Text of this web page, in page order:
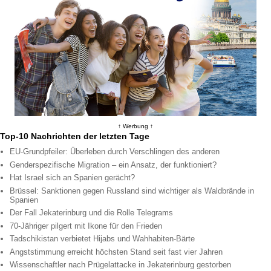
↑ Werbung ↑
Top-10 Nachrichten der letzten Tage
EU-Grundpfeiler: Überleben durch Verschlingen des anderen
Genderspezifische Migration – ein Ansatz, der funktioniert?
Hat Israel sich an Spanien gerächt?
Brüssel: Sanktionen gegen Russland sind wichtiger als Waldbrände in
Spanien
Der Fall Jekaterinburg und die Rolle Telegrams
70-Jähriger pilgert mit Ikone für den Frieden
Tadschikistan verbietet Hijabs und Wahhabiten-Bärte
Angststimmung erreicht höchsten Stand seit fast vier Jahren
Wissenschaftler nach Prügelattacke in Jekaterinburg gestorben